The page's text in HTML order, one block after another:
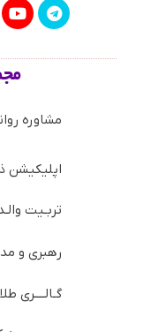
مشاوره
اپلیکیشن
تربـیت
رهبری و
گـالــــری